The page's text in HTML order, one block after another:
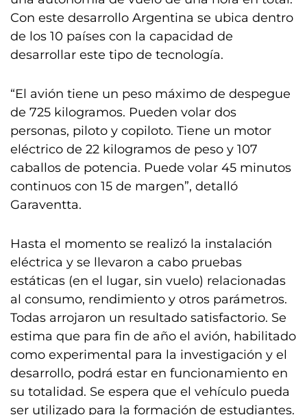
Con este desarrollo Argentina se ubica dentro
de los 10 países con la capacidad de
desarrollar este tipo de tecnología.
“El avión tiene un peso máximo de despegue
de 725 kilogramos. Pueden volar dos
personas, piloto y copiloto. Tiene un motor
eléctrico de 22 kilogramos de peso y 107
caballos de potencia. Puede volar 45 minutos
continuos con 15 de margen”, detalló
Garaventta.
Hasta el momento se realizó la instalación
eléctrica y se llevaron a cabo pruebas
estáticas (en el lugar, sin vuelo) relacionadas
al consumo, rendimiento y otros parámetros.
Todas arrojaron un resultado satisfactorio. Se
estima que para fin de año el avión, habilitado
como experimental para la investigación y el
desarrollo, podrá estar en funcionamiento en
su totalidad. Se espera que el vehículo pueda
ser utilizado para la formación de estudiantes.